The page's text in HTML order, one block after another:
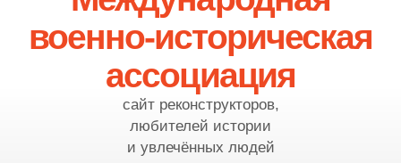
военно-историческая
ассоциация
сайт реконструкторов,
любителей истории
и увлечённых людей